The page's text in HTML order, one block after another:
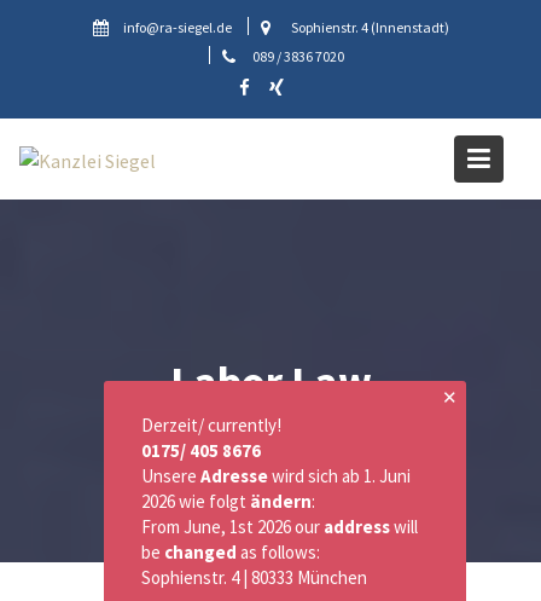
info@ra-siegel.de
Sophienstr. 4 (Innenstadt)
089 / 3836 7020
Labor Law
✕
Derzeit/ currently!
0175/ 405 8676
Unsere Adressewird sich ab 1. Juni
2026 wie folgt ändern:
From June, 1st 2026 our addresswill
be changed as follows:
Sophienstr. 4 | 80333 München